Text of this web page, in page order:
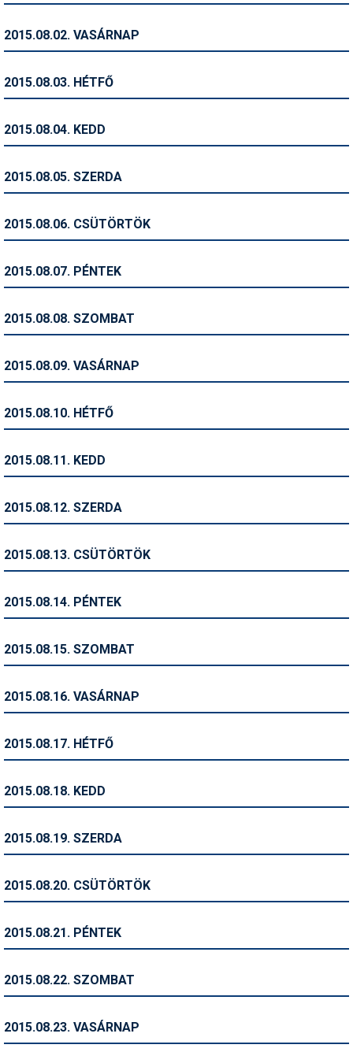
Ingatlan
Kerékpár
Magazinok
Pályázatok
Síbérletárak
Sífelszerelés
Símánia
Síszerviz
Snowboard
Szakértők
Telemark
2015.08.02. VASÁRNAP
2015.08.03. HÉTFŐ
2015.08.04. KEDD
2015.08.05. SZERDA
2015.08.06. CSÜTÖRTÖK
2015.08.07. PÉNTEK
2015.08.08. SZOMBAT
2015.08.09. VASÁRNAP
2015.08.10. HÉTFŐ
2015.08.11. KEDD
2015.08.12. SZERDA
2015.08.13. CSÜTÖRTÖK
2015.08.14. PÉNTEK
2015.08.15. SZOMBAT
2015.08.16. VASÁRNAP
2015.08.17. HÉTFŐ
2015.08.18. KEDD
2015.08.19. SZERDA
2015.08.20. CSÜTÖRTÖK
2015.08.21. PÉNTEK
2015.08.22. SZOMBAT
2015.08.23. VASÁRNAP